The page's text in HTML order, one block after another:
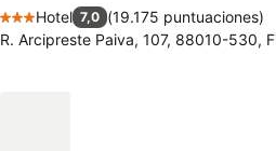
3 Estrellas
Hotel 7,0 (19.175 puntuaciones)
R. Arcipreste Paiva, 107, 88010-530,